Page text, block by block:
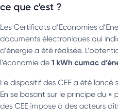
ce que c’est ?
Les Certificats d’Economies
documents électroniques qui
d’énergie a été réalisée.
l’économie de 1 kWh cumac
Le dispositif des CEE a été lancé
En se basant sur le principe du «
des CEE impose à des acteurs